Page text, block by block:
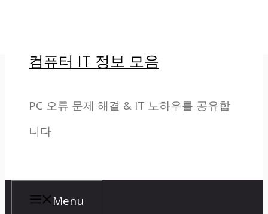
컴퓨터 IT 정보 모음
PC 오류 문제 해결 & IT 노하우를 공유합
니다
Menu